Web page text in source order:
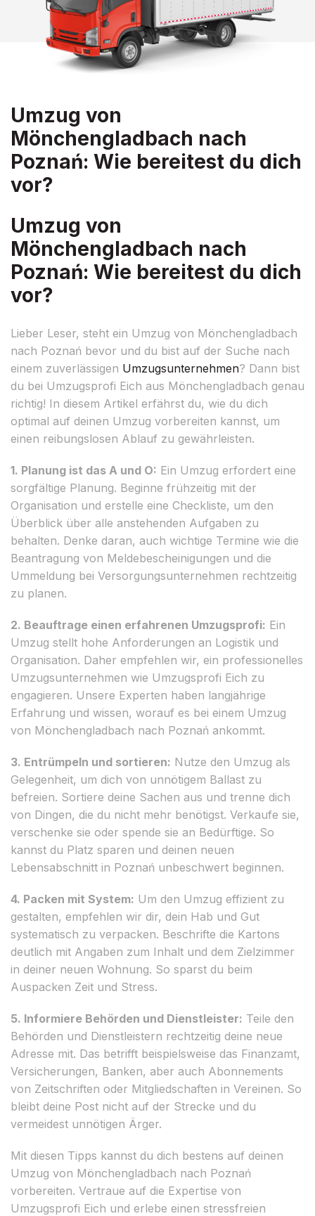
Umzug von
Mönchengladbach nach
Poznań: Wie bereitest du dich
vor?
Umzug von
Mönchengladbach nach
Poznań: Wie bereitest du dich
vor?
Lieber Leser, steht ein Umzug von Mönchengladbach
nach Poznań bevor und du bist auf der Suche nach
einem zuverlässigen Umzugsunternehmen? Dann bist
du bei Umzugsprofi Eich aus Mönchengladbach genau
richtig! In diesem Artikel erfährst du, wie du dich
optimal auf deinen Umzug vorbereiten kannst, um
einen reibungslosen Ablauf zu gewährleisten.
1. Planung ist das A und O: Ein Umzug erfordert eine
sorgfältige Planung. Beginne frühzeitig mit der
Organisation und erstelle eine Checkliste, um den
Überblick über alle anstehenden Aufgaben zu
behalten. Denke daran, auch wichtige Termine wie die
Beantragung von Meldebescheinigungen und die
Ummeldung bei Versorgungsunternehmen rechtzeitig
zu planen.
2. Beauftrage einen erfahrenen Umzugsprofi: Ein
Umzug stellt hohe Anforderungen an Logistik und
Organisation. Daher empfehlen wir, ein professionelles
Umzugsunternehmen wie Umzugsprofi Eich zu
engagieren. Unsere Experten haben langjährige
Erfahrung und wissen, worauf es bei einem Umzug
von Mönchengladbach nach Poznań ankommt.
3. Entrümpeln und sortieren: Nutze den Umzug als
Gelegenheit, um dich von unnötigem Ballast zu
befreien. Sortiere deine Sachen aus und trenne dich
von Dingen, die du nicht mehr benötigst. Verkaufe sie,
verschenke sie oder spende sie an Bedürftige. So
kannst du Platz sparen und deinen neuen
Lebensabschnitt in Poznań unbeschwert beginnen.
4. Packen mit System: Um den Umzug effizient zu
gestalten, empfehlen wir dir, dein Hab und Gut
systematisch zu verpacken. Beschrifte die Kartons
deutlich mit Angaben zum Inhalt und dem Zielzimmer
in deiner neuen Wohnung. So sparst du beim
Auspacken Zeit und Stress.
5. Informiere Behörden und Dienstleister: Teile den
Behörden und Dienstleistern rechtzeitig deine neue
Adresse mit. Das betrifft beispielsweise das Finanzamt,
Versicherungen, Banken, aber auch Abonnements
von Zeitschriften oder Mitgliedschaften in Vereinen. So
bleibt deine Post nicht auf der Strecke und du
vermeidest unnötigen Ärger.
Mit diesen Tipps kannst du dich bestens auf deinen
Umzug von Mönchengladbach nach Poznań
vorbereiten. Vertraue auf die Expertise von
Umzugsprofi Eich und erlebe einen stressfreien